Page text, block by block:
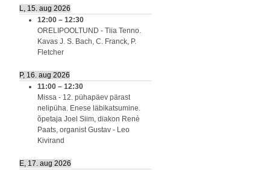
L, 15. aug 2026
12:00 – 12:30
ORELIPOOLTUND - Tiia Tenno.
Kavas J. S. Bach, C. Franck, P.
Fletcher
P, 16. aug 2026
11:00 – 12:30
Missa - 12. pühapäev pärast
nelipüha. Enese läbikatsumine.
õpetaja Joel Siim, diakon Renè
Paats, organist Gustav - Leo
Kivirand
E, 17. aug 2026